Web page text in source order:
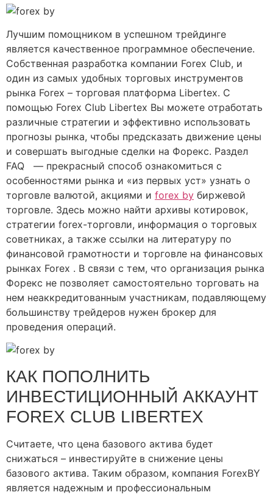
Лучшим помощником в успешном трейдинге
является качественное программное обеспечение.
Собственная разработка компании Forex Club, и
один из самых удобных торговых инструментов
рынка Forex – торговая платформа Libertex. С
помощью Forex Club Libertex Вы можете отработать
различные стратегии и эффективно использовать
прогнозы рынка, чтобы предсказать движение цены
и совершать выгодные сделки на Форекс. Раздел
FAQ — прекрасный способ ознакомиться с
особенностями рынка и «из первых уст» узнать о
торговле валютой, акциями и forex by биржевой
торговле. Здесь можно найти архивы котировок,
стратегии forex-торговли, информация о торговых
советниках, а также ссылки на литературу по
финансовой грамотности и торговле на финансовых
рынках Forex . В связи с тем, что организация рынка
Форекс не позволяет самостоятельно торговать на
нем неаккредитованным участникам, подавляющему
большинству трейдеров нужен брокер для
проведения операций.
КАК ПОПОЛНИТЬ
ИНВЕСТИЦИОННЫЙ АККАУНТ
FOREX CLUB LIBERTEX
Считаете, что цена базового актива будет
снижаться – инвестируйте в снижение цены
базового актива. Таким образом, компания ForexBY
является надежным и профессиональным